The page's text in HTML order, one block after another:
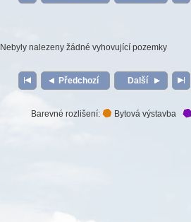
Nebyly nalezeny žádné vyhovující pozemky
Předchozí Další
Barevné rozlišení: Bytová výstavba